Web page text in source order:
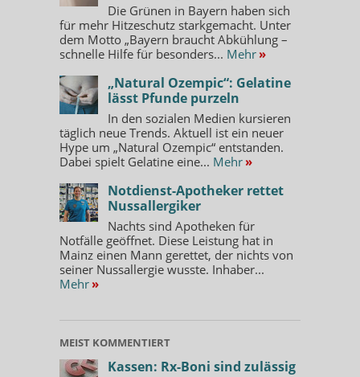
Die Grünen in Bayern haben sich
für mehr Hitzeschutz starkgemacht. Unter
dem Motto „Bayern braucht Abkühlung –
schnelle Hilfe für besonders... Mehr »
„Natural Ozempic“: Gelatine
lässt Pfunde purzeln
In den sozialen Medien kursieren
täglich neue Trends. Aktuell ist ein neuer
Hype um „Natural Ozempic“ entstanden.
Dabei spielt Gelatine eine... Mehr »
Notdienst-Apotheker rettet
Nussallergiker
Nachts sind Apotheken für
Notfälle geöffnet. Diese Leistung hat in
Mainz einen Mann gerettet, der nichts von
seiner Nussallergie wusste. Inhaber...
Mehr »
MEIST KOMMENTIERT
Kassen: Rx-Boni sind zulässig